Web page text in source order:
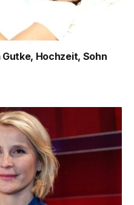
Hochzeit, Sohn